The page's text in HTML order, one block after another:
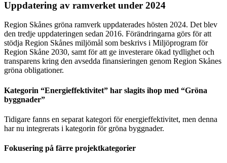
Uppdatering av ramverket under 2024
Region Skånes gröna ramverk uppdaterades hösten 2024. Det blev
den tredje uppdateringen sedan 2016. Förändringarna görs för att
stödja Region Skånes miljömål som beskrivs i Miljöprogram för
Region Skåne 2030, samt för att ge investerare ökad tydlighet och
transparens kring den avsedda finansieringen genom Region Skånes
gröna obligationer.
Kategorin “Energieffektivitet” har slagits ihop med “Gröna
byggnader”
Tidigare fanns en separat kategori för energieffektivitet, men denna
har nu integrerats i kategorin för gröna byggnader.
Fokusering på färre projektkategorier